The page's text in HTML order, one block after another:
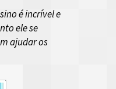
é incrível e
ele se
ajudar os